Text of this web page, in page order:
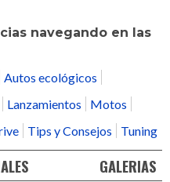
navegando en las
Autos ecológicos
Lanzamientos
Motos
Tips y Consejos Tuning
GALERIAS